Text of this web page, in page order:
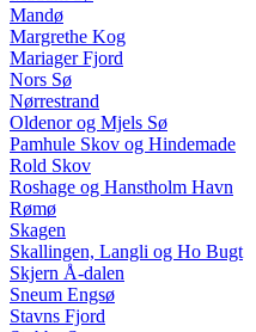
Mandø
Margrethe Kog
Mariager Fjord
Nors Sø
Nørrestrand
Oldenor og Mjels Sø
Pamhule Skov og Hindemade
Rold Skov
Roshage og Hanstholm Havn
Rømø
Skagen
Skallingen, Langli og Ho Bugt
Skjern Å-dalen
Sneum Engsø
Stavns Fjord